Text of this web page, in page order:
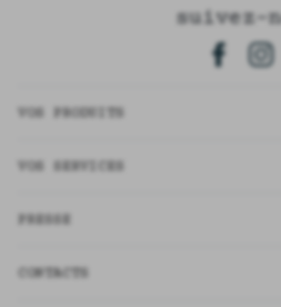
suivez-
VOS PRODUITS
VOS SERVICES
PRESSE
CONTACTS